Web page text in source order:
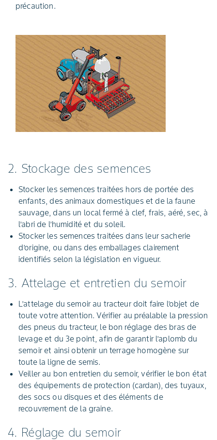
précaution.
2. Stockage des semences
Stocker les semences traitées hors de portée des
enfants, des animaux domestiques et de la faune
sauvage, dans un local fermé à clef, frais, aéré, sec, à
l’abri de l’humidité et du soleil.
Stocker les semences traitées dans leur sacherie
d’origine, ou dans des emballages clairement
identifiés selon la législation en vigueur.
3. Attelage et entretien du semoir
L’attelage du semoir au tracteur doit faire l’objet de
toute votre attention. Vérifier au préalable la pression
des pneus du tracteur, le bon réglage des bras de
levage et du 3e point, afin de garantir l’aplomb du
semoir et ainsi obtenir un terrage homogène sur
toute la ligne de semis.
Veiller au bon entretien du semoir, vérifier le bon état
des équipements de protection (cardan), des tuyaux,
des socs ou disques et des éléments de
recouvrement de la graine.
4. Réglage du semoir